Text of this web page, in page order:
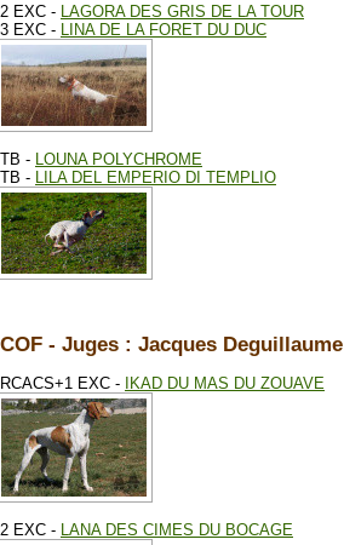
2 EXC - LAGORA DES GRIS DE LA TOUR
3 EXC - LINA DE LA FORET DU DUC
TB - LOUNA POLYCHROME
TB - LILA DEL EMPERIO DI TEMPLIO
COF - Juges : Jacques Deguillaume
RCACS+1 EXC - IKAD DU MAS DU ZOUAVE
2 EXC - LANA DES CIMES DU BOCAGE